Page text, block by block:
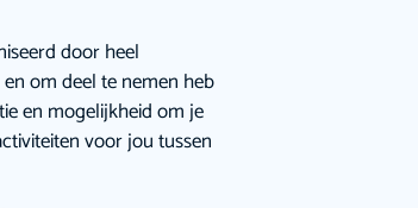
door heel
om deel te nemen heb
en mogelijkheid om je
voor jou tussen